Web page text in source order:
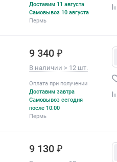
Доставим 11 августа
Самовывоз 10 августа
Пермь
9 340 ₽
В наличии > 12 шт.
Оплата при получении
Доставим завтра
Самовывоз сегодня
после 10:00
Пермь
9 130 ₽